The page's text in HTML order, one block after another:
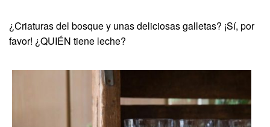
¿Criaturas del bosque y unas deliciosas galletas? ¡Sí, por
favor! ¿QUIÉN tiene leche?